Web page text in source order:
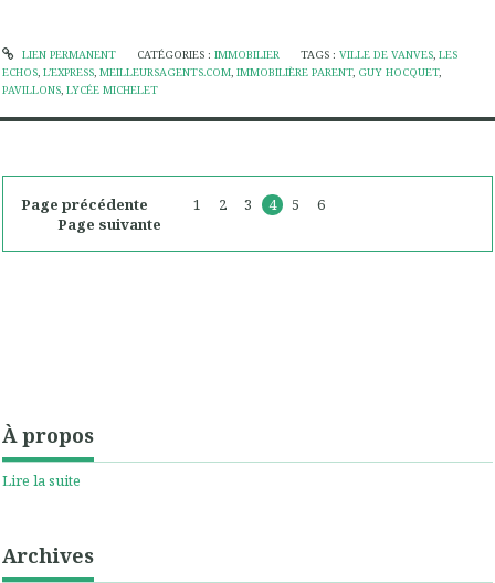
LIEN PERMANENT CATÉGORIES : IMMOBILIER TAGS :VILLE DE VANVES,LES
ECHOS, L’EXPRESS, MEILLEURSAGENTS.COM, IMMOBILIÈRE PARENT, GUY HOCQUET,
PAVILLONS, LYCÉE MICHELET
Page précédente 1 2 3 4 5
6
Page suivante
À propos
Lire la suite
Archives